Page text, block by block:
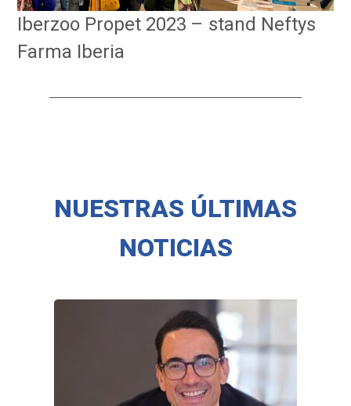
Iberzoo Propet 2023 – stand Neftys
Farma Iberia
NUESTRAS ÚLTIMAS
NOTICIAS